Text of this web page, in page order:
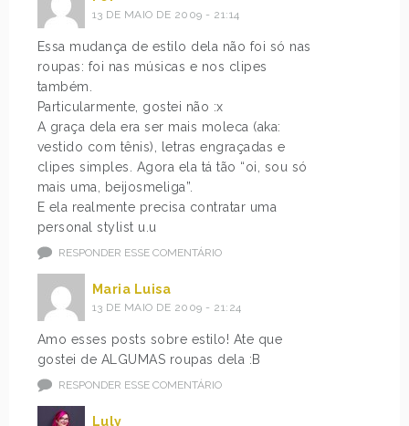
13 DE MAIO DE 2009 - 21:14
Essa mudança de estilo dela não foi só nas
roupas: foi nas músicas e nos clipes
também.
Particularmente, gostei não :x
A graça dela era ser mais moleca (aka:
vestido com tênis), letras engraçadas e
clipes simples. Agora ela tá tão “oi, sou só
mais uma, beijosmeliga”.
E ela realmente precisa contratar uma
personal stylist u.u
RESPONDER ESSE COMENTÁRIO
Maria Luisa
13 DE MAIO DE 2009 - 21:24
Amo esses posts sobre estilo! Ate que
gostei de ALGUMAS roupas dela :B
RESPONDER ESSE COMENTÁRIO
Luly